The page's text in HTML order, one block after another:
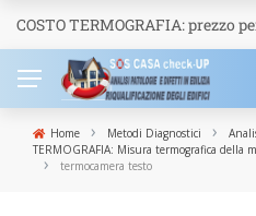
NEWS
COSTO TERMOGRAFIA: prezzo
Home › Metodi Diagnostici ›
TERMOGRAFIA: Misura termografica
› termocamera testo